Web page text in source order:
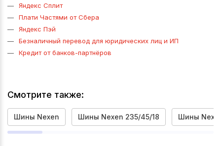
Яндекс Сплит
Плати Частями от Сбера
Яндекс Пэй
Безналичный перевод для юридических лиц и ИП
Кредит от банков-партнёров
Смотрите также:
Шины Nexen Шины Nexen 235/45/18 Шины